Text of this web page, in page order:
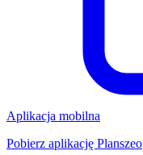
Aplikacja mobilna
Pobierz aplikację Planszeo